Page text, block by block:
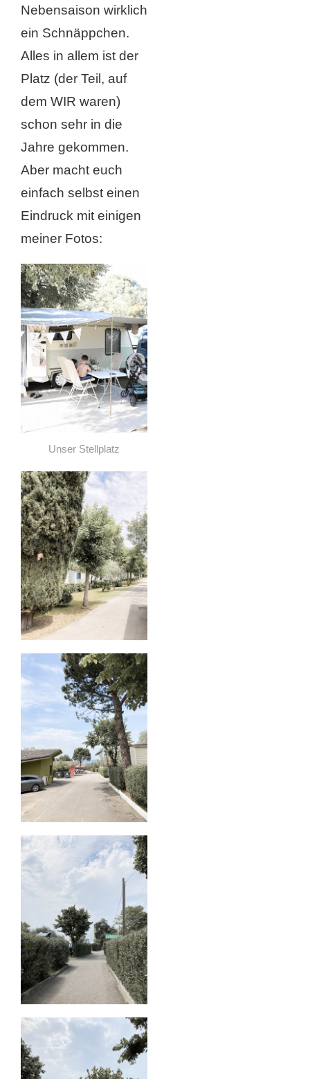
Nebensaison wirklich
ein Schnäppchen.
Alles in allem ist der
Platz (der Teil, auf
dem WIR waren)
schon sehr in die
Jahre gekommen.
Aber macht euch
einfach selbst einen
Eindruck mit einigen
meiner Fotos:
Unser Stellplatz